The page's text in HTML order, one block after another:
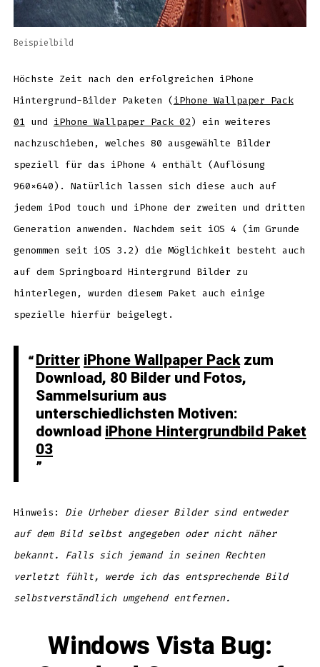
Beispielbild
Höchste Zeit nach den erfolgreichen iPhone
Hintergrund-Bilder Paketen (iPhone Wallpaper Pack
01 und iPhone Wallpaper Pack 02) ein weiteres
nachzuschieben, welches 80 ausgewählte Bilder
speziell für das iPhone 4 enthält (Auflösung
960×640). Natürlich lassen sich diese auch auf
jedem iPod touch und iPhone der zweiten und dritten
Generation anwenden. Nachdem seit iOS 4 (im Grunde
genommen seit iOS 3.2) die Möglichkeit besteht auch
auf dem Springboard Hintergrund Bilder zu
hinterlegen, wurden diesem Paket auch einige
spezielle hierfür beigelegt.
DritteriPhone Wallpaper Packzum
Download, 80 Bilder und Fotos,
Sammelsurium aus
unterschiedlichsten Motiven:
downloadiPhone Hintergrundbild Paket
03
Hinweis: Die Urheber dieser Bilder sind entweder
auf dem Bild selbst angegeben oder nicht näher
bekannt. Falls sich jemand in seinen Rechten
verletzt fühlt, werde ich das entsprechende Bild
selbstverständlich umgehend entfernen.
Windows Vista Bug: